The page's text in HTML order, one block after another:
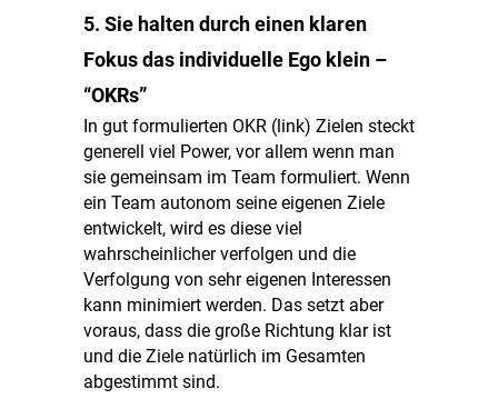
5. Sie halten durch einen klaren
Fokus das individuelle Ego klein –
“OKRs”
In gut formulierten OKR (link) Zielen steckt
generell viel Power, vor allem wenn man
sie gemeinsam im Team formuliert. Wenn
ein Team autonom seine eigenen Ziele
entwickelt, wird es diese viel
wahrscheinlicher verfolgen und die
Verfolgung von sehr eigenen Interessen
kann minimiert werden. Das setzt aber
voraus, dass die große Richtung klar ist
und die Ziele natürlich im Gesamten
abgestimmt sind.